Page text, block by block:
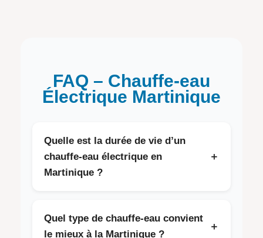
FAQ – Chauffe-eau
Électrique Martinique
Quelle est la durée de vie d’un
chauffe-eau électrique en
Martinique ?
＋
calcaire et des variations de tension, un
chauffe-eau a une durée de vie moyenne de 8
Quel type de chauffe-eau convient
le mieux à la Martinique ?
＋